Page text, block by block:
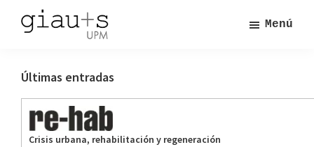
Saltar
de
en
Arquitectura,
Urbanismo
Investigación
en
Arquitectura,
Urbanismo
Menú
Últimas entradas
Crisis urbana, rehabilitación y regeneración